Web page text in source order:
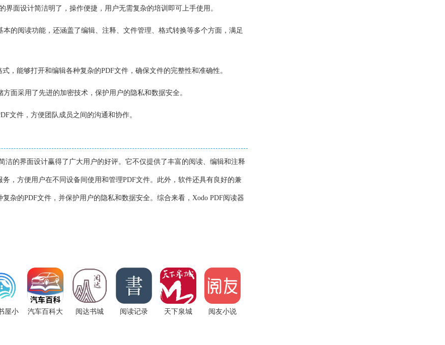
界面设计简洁明了，操作便捷，用户无需复杂的培训即可上手使用。
的阅读功能，还涵盖了编辑、注释、文件管理、格式转换等多个方面，满足
，能够打开和编辑各种复杂的PDF文件，确保文件的完整性和准确性。
面采用了先进的加密技术，保护用户的隐私和数据安全。
文件，方便团队成员之间的沟通和协作。
洁的界面设计赢得了广大用户的好评。它不仅提供了丰富的阅读、编辑和注释
，方便用户在不同设备间使用和管理PDF文件。此外，软件还具有良好的兼
杂的PDF文件，并保护用户的隐私和数据安全。综合来看，Xodo PDF阅读器
屋小 汽车百科大 阅达书城 阅读记录 天下泉城 阅友小说